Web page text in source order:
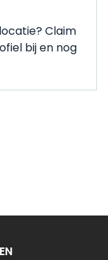
Claim
bij en nog